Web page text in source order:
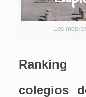
Los
colegios